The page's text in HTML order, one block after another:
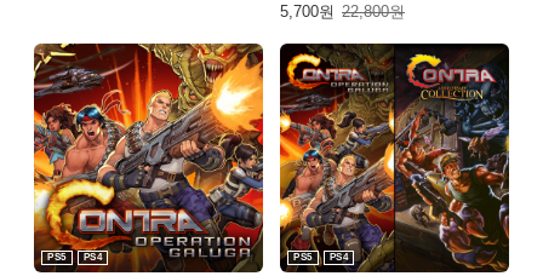
5,700원
특별가: 5,700원. 일반가: 22,800원.
22,800원
PS5 PS4 PS5 PS4